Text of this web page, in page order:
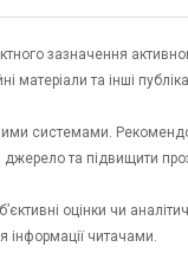
зазначення
та інші
системами.
та підвищити
оцінки чи
інформації читачами.